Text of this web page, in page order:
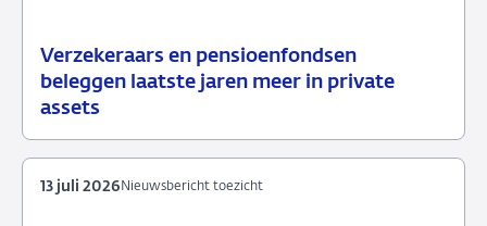
Verzekeraars en pensioenfondsen
beleggen laatste jaren meer in private
assets
15
juli
Nieuwsbericht
toezicht
Nieuwsbericht toezicht
13 juli 2026